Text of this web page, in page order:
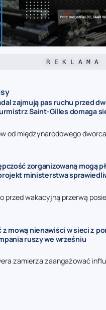
R E K L A M A
zajmują pas ruchu przed
Saint-Gilles domaga
od międzynarodowego
zorganizowaną mogą
ministerstwa
przed wakacyjną przerwą
z mową nienawiści w sieci z
ruszy we wrześniu
zamierza zaangażować